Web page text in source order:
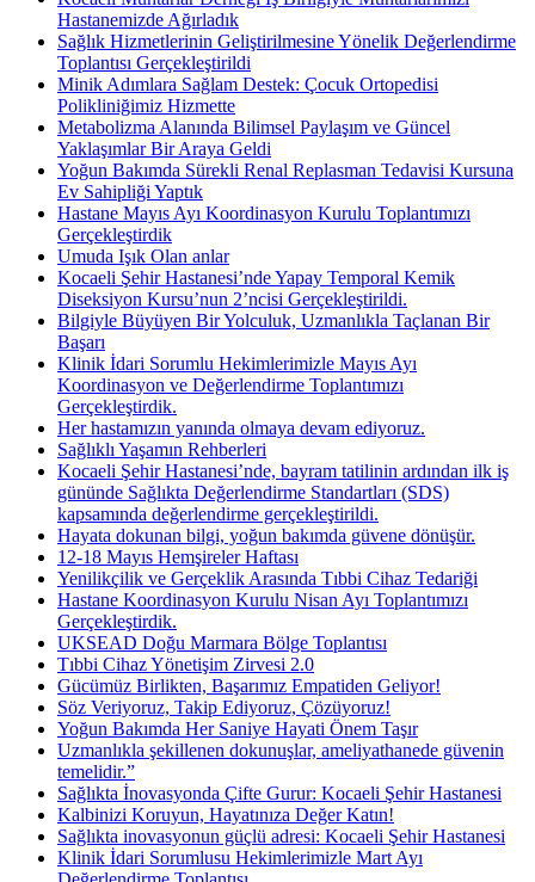
Hastanemizde Ağırladık
Sağlık Hizmetlerinin Geliştirilmesine Yönelik Değerlendirme
Toplantısı Gerçekleştirildi
Minik Adımlara Sağlam Destek: Çocuk Ortopedisi
Polikliniğimiz Hizmette
Metabolizma Alanında Bilimsel Paylaşım ve Güncel
Yaklaşımlar Bir Araya Geldi
Yoğun Bakımda Sürekli Renal Replasman Tedavisi Kursuna
Ev Sahipliği Yaptık
Hastane Mayıs Ayı Koordinasyon Kurulu Toplantımızı
Gerçekleştirdik
Umuda Işık Olan anlar
Kocaeli Şehir Hastanesi’nde Yapay Temporal Kemik
Diseksiyon Kursu’nun 2’ncisi Gerçekleştirildi.
Bilgiyle Büyüyen Bir Yolculuk, Uzmanlıkla Taçlanan Bir
Başarı
Klinik İdari Sorumlu Hekimlerimizle Mayıs Ayı
Koordinasyon ve Değerlendirme Toplantımızı
Gerçekleştirdik.
Her hastamızın yanında olmaya devam ediyoruz.
Sağlıklı Yaşamın Rehberleri
Kocaeli Şehir Hastanesi’nde, bayram tatilinin ardından ilk iş
gününde Sağlıkta Değerlendirme Standartları (SDS)
kapsamında değerlendirme gerçekleştirildi.
Hayata dokunan bilgi, yoğun bakımda güvene dönüşür.
12-18 Mayıs Hemşireler Haftası
Yenilikçilik ve Gerçeklik Arasında Tıbbi Cihaz Tedariği
Hastane Koordinasyon Kurulu Nisan Ayı Toplantımızı
Gerçekleştirdik.
UKSEAD Doğu Marmara Bölge Toplantısı
Tıbbi Cihaz Yönetişim Zirvesi 2.0
Gücümüz Birlikten, Başarımız Empatiden Geliyor!
Söz Veriyoruz, Takip Ediyoruz, Çözüyoruz!
Yoğun Bakımda Her Saniye Hayati Önem Taşır
Uzmanlıkla şekillenen dokunuşlar, ameliyathanede güvenin
temelidir.”
Sağlıkta İnovasyonda Çifte Gurur: Kocaeli Şehir Hastanesi
Kalbinizi Koruyun, Hayatınıza Değer Katın!
Sağlıkta inovasyonun güçlü adresi: Kocaeli Şehir Hastanesi
Klinik İdari Sorumlusu Hekimlerimizle Mart Ayı